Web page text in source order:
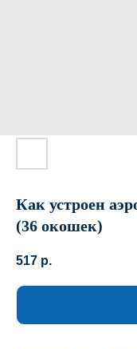
Как устроен
(36 окошек)
517 р.